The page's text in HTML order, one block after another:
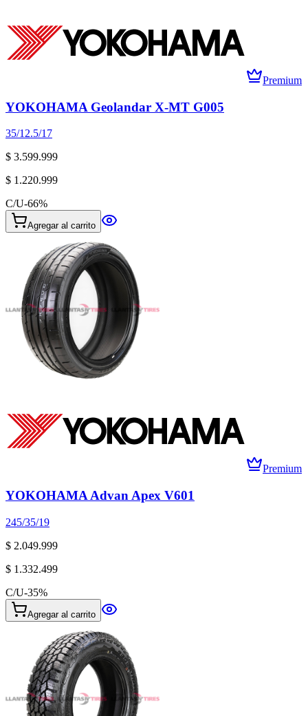
Premium
YOKOHAMA Geolandar X-MT G005
35/12.5/17
$ 3.599.999
$ 1.220.999
C/U-66%
Agregar al carrito
Premium
YOKOHAMA Advan Apex V601
245/35/19
$ 2.049.999
$ 1.332.499
C/U-35%
Agregar al carrito